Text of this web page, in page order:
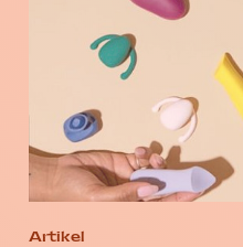
Artikel